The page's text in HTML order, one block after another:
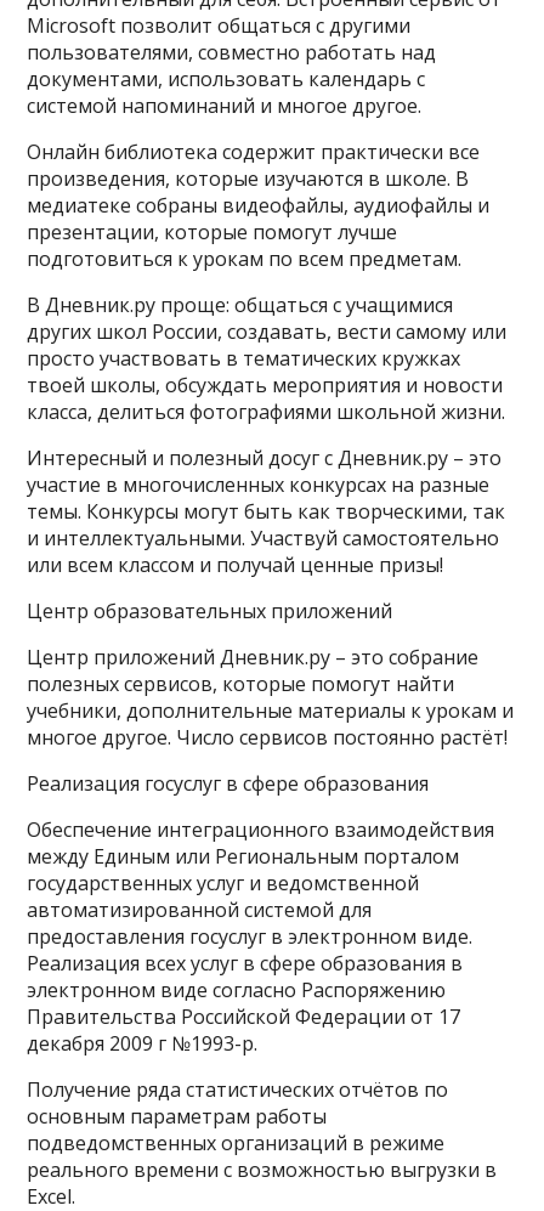
Microsoft позволит общаться с другими
пользователями, совместно работать над
документами, использовать календарь с
системой напоминаний и многое другое.
Онлайн библиотека содержит практически все
произведения, которые изучаются в школе. В
медиатеке собраны видеофайлы, аудиофайлы и
презентации, которые помогут лучше
подготовиться к урокам по всем предметам.
В Дневник.ру проще: общаться с учащимися
других школ России, создавать, вести самому или
просто участвовать в тематических кружках
твоей школы, обсуждать мероприятия и новости
класса, делиться фотографиями школьной жизни.
Интересный и полезный досуг с Дневник.ру – это
участие в многочисленных конкурсах на разные
темы. Конкурсы могут быть как творческими, так
и интеллектуальными. Участвуй самостоятельно
или всем классом и получай ценные призы!
Центр образовательных приложений
Центр приложений Дневник.ру – это собрание
полезных сервисов, которые помогут найти
учебники, дополнительные материалы к урокам и
многое другое. Число сервисов постоянно растёт!
Реализация госуслуг в сфере образования
Обеспечение интеграционного взаимодействия
между Единым или Региональным порталом
государственных услуг и ведомственной
автоматизированной системой для
предоставления госуслуг в электронном виде.
Реализация всех услуг в сфере образования в
электронном виде согласно Распоряжению
Правительства Российской Федерации от 17
декабря 2009 г №1993-р.
Получение ряда статистических отчётов по
основным параметрам работы
подведомственных организаций в режиме
реального времени с возможностью выгрузки в
Excel.